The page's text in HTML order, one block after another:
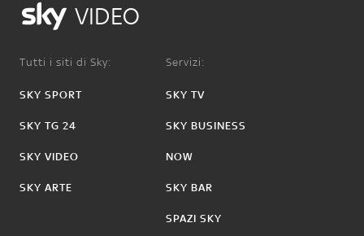
VIDEO
Tutti i siti di Sky:
SKY SPORT
SKY TG 24
SKY VIDEO
SKY ARTE
Servizi:
SKY TV
SKY BUSINESS
NOW
SKY BAR
SPAZI SKY